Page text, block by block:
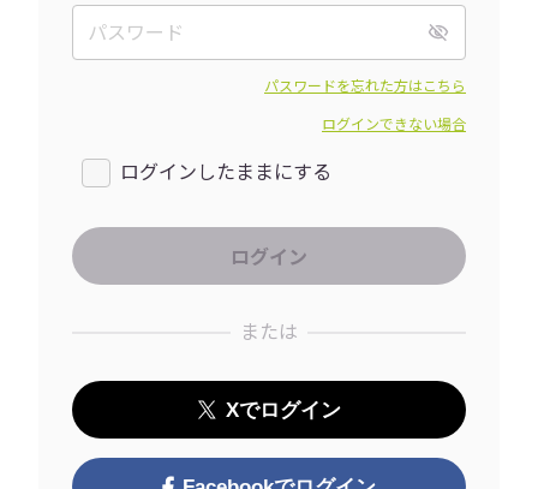
パスワードを忘れた方はこちら
ログインできない場合
ログインしたままにする
または
Xでログイン